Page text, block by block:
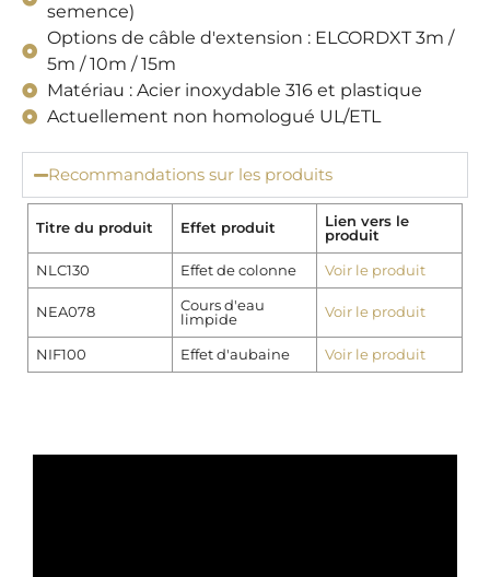
semence)
Options de câble d'extension : ELCORDXT 3m /
5m / 10m / 15m
Matériau : Acier inoxydable 316 et plastique
Actuellement non homologué UL/ETL
Recommandations sur les produits
Titre du produit Effet produit
Lien vers le
produit
NLC130
Effet de colonne Voir le produit
NEA078
Cours d'eau
limpide
Voir le produit
NIF100 Effet d'aubaine Voir le produit